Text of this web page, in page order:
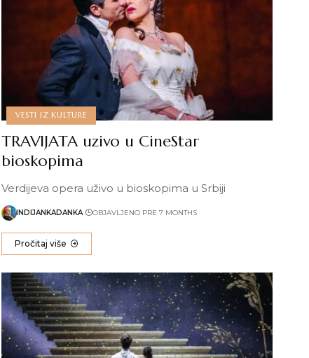
VESTI IZ KULTURE
TRAVIJATA uzivo u CineStar
bioskopima
Verdijeva opera uživo u bioskopima u Srbiji
INDIJANKADANKA OBJAVLJENO PRE 7 MONTHS
Pročitaj više